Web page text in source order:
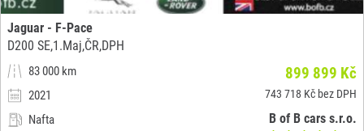
Jaguar - F-Pace
D200 SE,1.Maj,ČR,DPH
83 000 km
2021
Nafta
899 899 Kč
743 718 Kč bez DPH
B of B cars s.r.o.